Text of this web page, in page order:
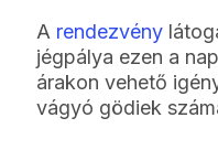
A rendezvény
jégpálya ezen a
árakon vehető
vágyó gödiek